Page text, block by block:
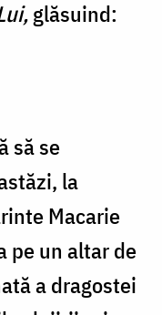
glăsuind:
să se
la
Macarie
pe un altar de
a dragostei